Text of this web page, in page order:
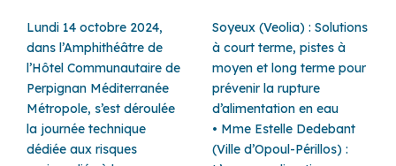
Lundi 14 octobre 2024,
dans l’Amphithéâtre de
l’Hôtel Communautaire de
Perpignan Méditerranée
Métropole, s’est déroulée
la journée technique
dédiée aux risques
Soyeux (Veolia) : Solutions
à court terme, pistes à
moyen et long terme pour
prévenir la rupture
d’alimentation en eau
• Mme Estelle Dedebant
(Ville d’Opoul-Périllos) :